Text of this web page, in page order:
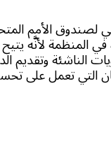
لصندوق الأمم
في المنظمة لأنَّه
الناشئة وتقديم
التي تعمل على